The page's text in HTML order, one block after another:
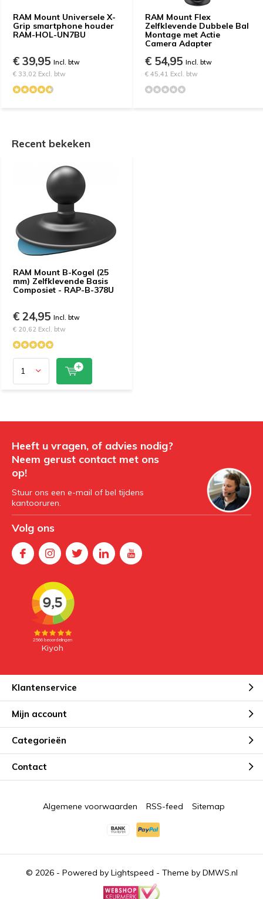
RAM Mount Universele X-
Grip smartphone houder
RAM-HOL-UN7BU
€ 39,95 Incl. btw
€ 33,02 Excl. btw
RAM Mount Flex
Zelfklevende Dubbele Bal
Montage met Actie
Camera Adapter
€ 54,95 Incl. btw
€ 45,41 Excl. btw
Recent bekeken
RAM Mount B-Kogel (25
mm) Zelfklevende Basis
Composiet - RAP-B-378U
€ 24,95 Incl. btw
€ 20,62 Excl. btw
Heeft u vragen, of advies nodig?
Neem gerust contact met ons
op!
Stuur ons een e-mail of bel tijdens
kantooruren.
Volg ons
Klantenservice
Mijn account
Categorieën
Contact
© 2026 - Powered by Lightspeed - Theme by DMWS.nl
Algemene voorwaarden RSS-feed Sitemap